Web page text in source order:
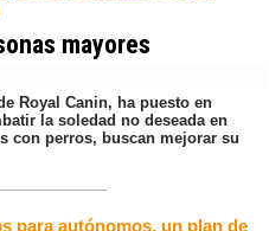
mayores
Royal Canin, ha puesto en
la soledad no deseada en
con perros, buscan mejorar su
para autónomos, un plan de